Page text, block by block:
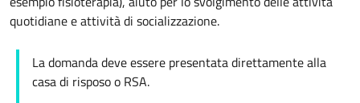
quotidiane e attività di socializzazione.
La domanda deve essere presentata direttamente alla
casa di risposo o RSA.